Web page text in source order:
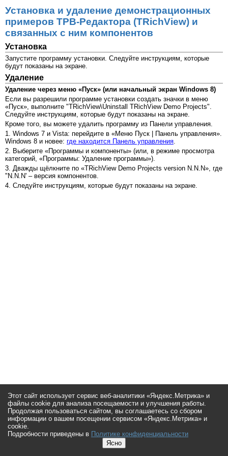
Установка и удаление демонстрационных
примеров ТРВ-Редактора (TRichView) и
связанных с ним компонентов
Установка
Запустите программу установки. Следуйте инструкциям, которые
будут показаны на экране.
Удаление
Удаление через меню «Пуск» (или начальный экран Windows 8)
Если вы разрешили программе установки создать значки в меню
«Пуск», выполните "TRichView\Uninstall TRichView Demo Projects".
Следуйте инструкциям, которые будут показаны на экране.
Кроме того, вы можете удалить программу из Панели управления.
1. Windows 7 и Vista: перейдите в «Меню Пуск | Панель управления».
Windows 8 и новее: где находится Панель управления.
2. Выберите «Программы и компоненты» (или, в режиме просмотра
категорий, «Программы: Удаление программы»).
3. Дважды щёлкните по «TRichView Demo Projects version N.N.N», где
"N.N.N' – версия компонентов.
4. Следуйте инструкциям, которые будут показаны на экране.
Этот сайт использует сервис веб-аналитики «Яндекс.Метрика» и
файлы cookie для анализа посещаемости и улучшения работы.
Продолжая пользоваться сайтом, вы соглашаетесь со сбором
информации о вашем посещении сервисом «Яндекс.Метрика» и
cookie.
Подробности приведены в Политике конфиденциальности